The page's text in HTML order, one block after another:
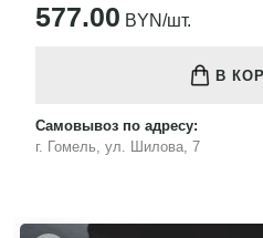
577.00 BYN/шт.
В
Самовывоз по адресу:
г. Гомель, ул. Шилова, 7